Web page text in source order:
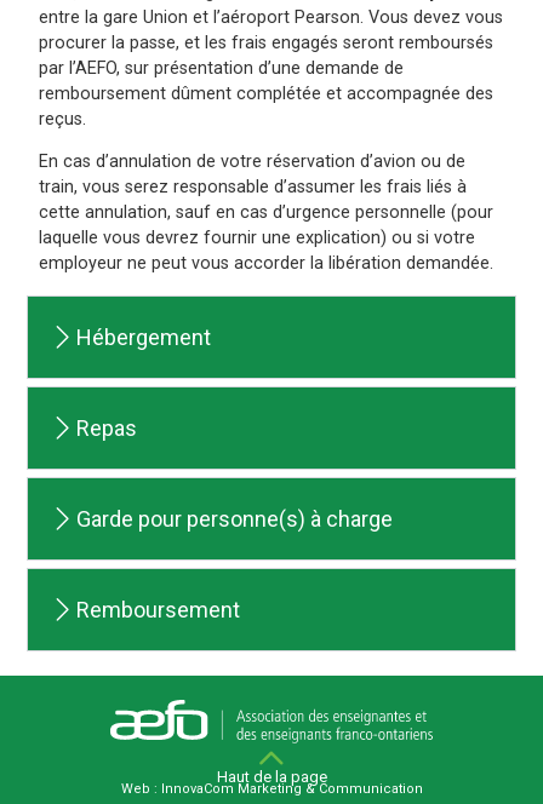
entre la gare Union et l’aéroport Pearson. Vous devez vous
procurer la passe, et les frais engagés seront remboursés
par l’AEFO, sur présentation d’une demande de
remboursement dûment complétée et accompagnée des
reçus.
En cas d’annulation de votre réservation d’avion ou de
train, vous serez responsable d’assumer les frais liés à
cette annulation, sauf en cas d’urgence personnelle (pour
laquelle vous devrez fournir une explication) ou si votre
employeur ne peut vous accorder la libération demandée.
Hébergement
Repas
Garde pour personne(s) à charge
Remboursement
Haut de la page
Web : InnovaCom Marketing & Communication